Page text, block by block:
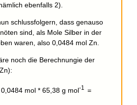
ebenfalls 2).
schlussfolgern, dass genauso
sind, als Mole Silber in der
waren, also 0,0484 mol Zn.
noch die Berechnungie der
mol * 65,38 g mol-1 =